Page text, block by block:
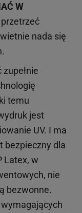
W
nada się
temu
jest
UV. I ma
bezpieczny dla
Latex, w
, nie
bezwonne.